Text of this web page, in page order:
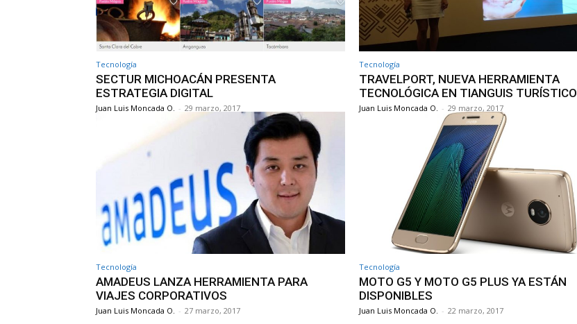
Tecnología
SECTUR MICHOACÁN PRESENTA
ESTRATEGIA DIGITAL
Juan Luis Moncada O. - 29 marzo, 2017
Tecnología
TRAVELPORT, NUEVA HERRAMIENTA
TECNOLÓGICA EN TIANGUIS TURÍSTICO
Juan Luis Moncada O. - 29 marzo, 2017
Tecnología
AMADEUS LANZA HERRAMIENTA PARA
VIAJES CORPORATIVOS
Juan Luis Moncada O. - 27 marzo, 2017
Tecnología
MOTO G5 Y MOTO G5 PLUS YA ESTÁN
DISPONIBLES
Juan Luis Moncada O. - 22 marzo, 2017